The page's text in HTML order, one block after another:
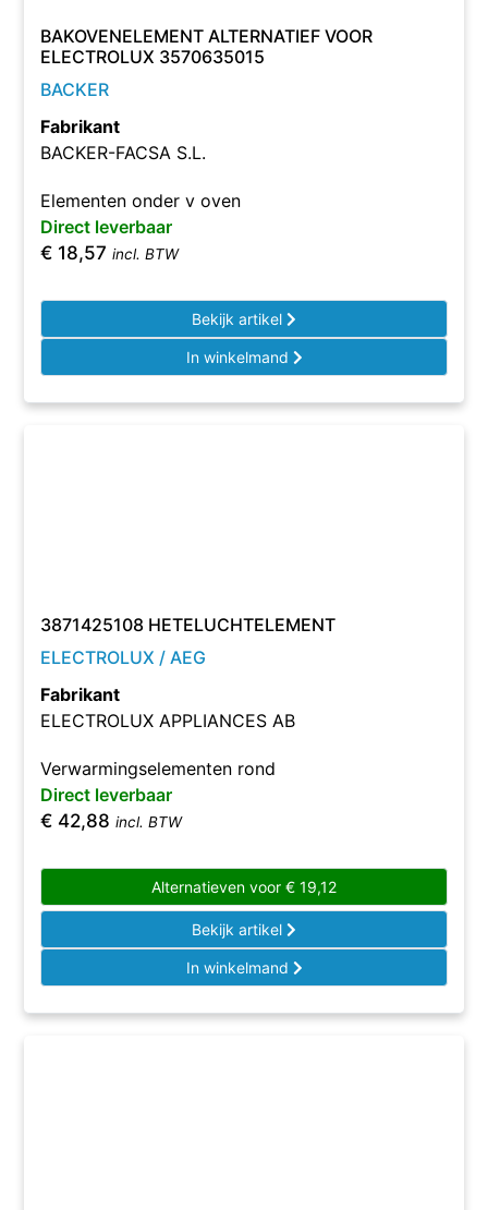
BAKOVENELEMENT ALTERNATIEF VOOR
ELECTROLUX 3570635015
BACKER
Fabrikant
BACKER-FACSA S.L.
Elementen onder v oven
Direct leverbaar
€ 18,57 incl. BTW
Bekijk artikel
In winkelmand
3871425108 HETELUCHTELEMENT
ELECTROLUX / AEG
Fabrikant
ELECTROLUX APPLIANCES AB
Verwarmingselementen rond
Direct leverbaar
€ 42,88 incl. BTW
Alternatieven voor € 19,12
Bekijk artikel
In winkelmand